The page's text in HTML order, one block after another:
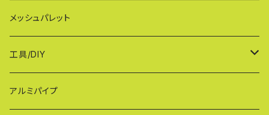
MXG（最高級 パネル兼用タイプ）
CXG（パネル取付不可タイプ）
XXG（パネル専用タイプ）
シンプルモデル KB90-PT
WXGシリーズ（ご家庭用）
TXGシリーズ（ご家庭用/和風）
幅90cmタイプ
幅120cmタイプ
メッシュパレット
工具/DIY
荷揚げバケツ
アルミパイプ